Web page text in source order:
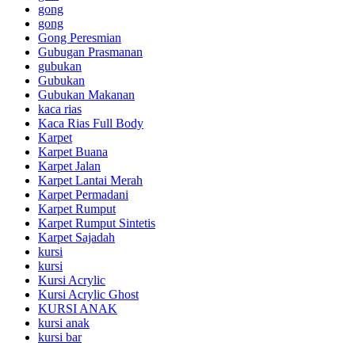
gong
gong
Gong Peresmian
Gubugan Prasmanan
gubukan
Gubukan
Gubukan Makanan
kaca rias
Kaca Rias Full Body
Karpet
Karpet Buana
Karpet Jalan
Karpet Lantai Merah
Karpet Permadani
Karpet Rumput
Karpet Rumput Sintetis
Karpet Sajadah
kursi
kursi
Kursi Acrylic
Kursi Acrylic Ghost
KURSI ANAK
kursi anak
kursi bar